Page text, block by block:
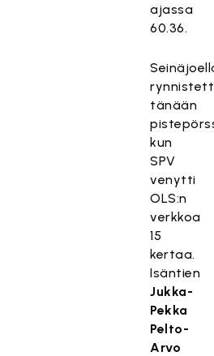
ajassa
60.36.
tänään
kun
SPV
venytti
OLS:n
verkkoa
15
kertaa.
Isäntien
Jukka-
Pekka
Pelto-
Arvo